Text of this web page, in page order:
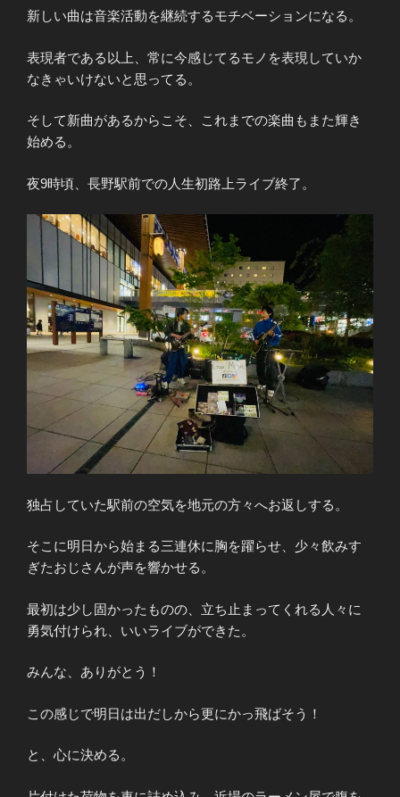
新しい曲は音楽活動を継続するモチベーションになる。
表現者である以上、常に今感じてるモノを表現していか
なきゃいけないと思ってる。
そして新曲があるからこそ、これまでの楽曲もまた輝き
始める。
夜9時頃、長野駅前での人生初路上ライブ終了。
独占していた駅前の空気を地元の方々へお返しする。
そこに明日から始まる三連休に胸を躍らせ、少々飲みす
ぎたおじさんが声を響かせる。
最初は少し固かったものの、立ち止まってくれる人々に
勇気付けられ、いいライブができた。
みんな、ありがとう！
この感じで明日は出だしから更にかっ飛ばそう！
と、心に決める。